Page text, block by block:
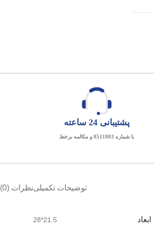
پشتیبانی 24 ساعته
با شماره 0511803 و مکالمه برخط
توضیحات تکمیلینظرات (0)
ابعاد 21.5*28